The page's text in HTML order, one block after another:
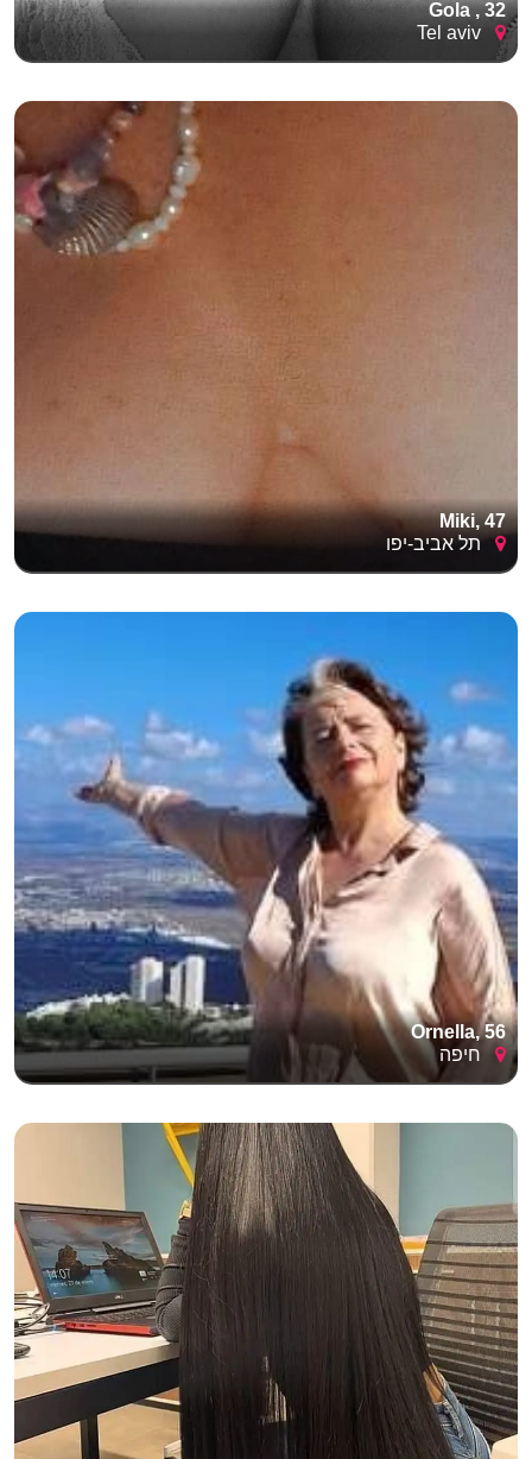
Gola , 32
Miki, 47
תל אביב-יפו
Ornella, 56
חיפה